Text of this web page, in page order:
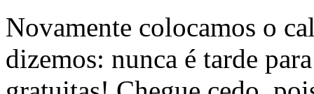
Novamente colocamos o
dizemos: nunca é tarde